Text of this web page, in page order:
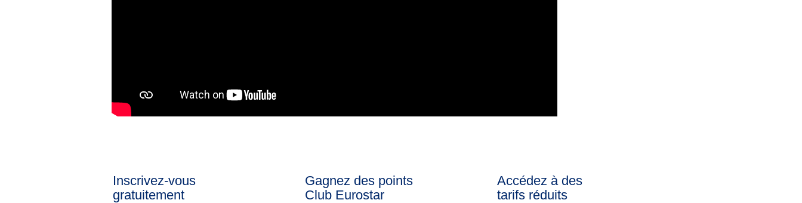
Inscrivez-vous
gratuitement
Gagnez des points
Club Eurostar
Accédez à des
tarifs réduits